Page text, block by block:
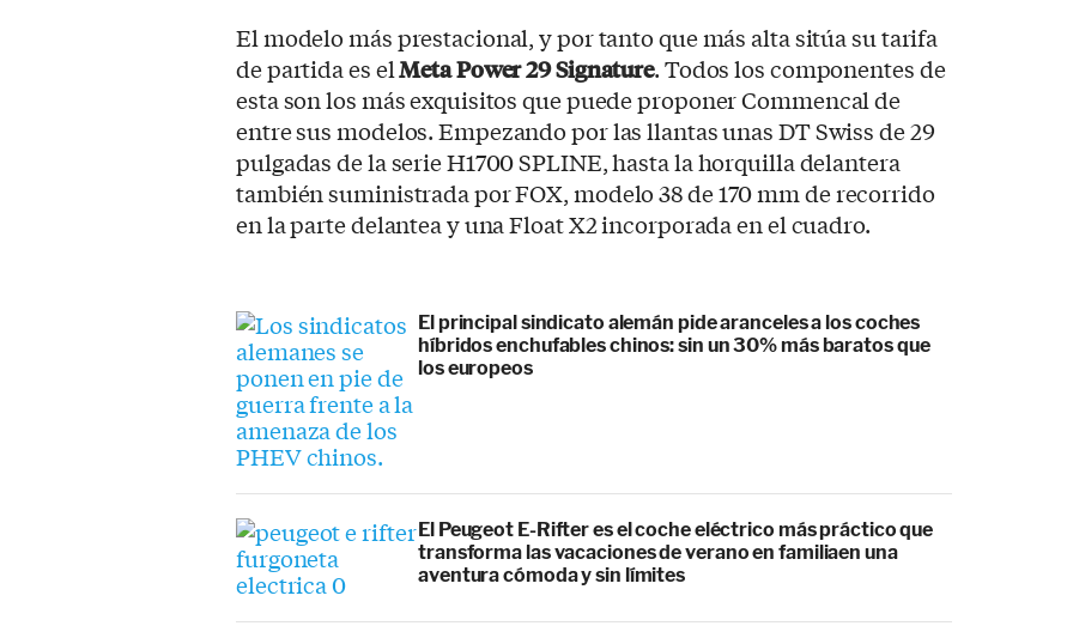
El modelo más prestacional, y por tanto que más alta sitúa su tarifa
de partida es elMeta Power 29 Signature. Todos los componentes de
esta son los más exquisitos que puede proponer Commencal de
entre sus modelos. Empezando por las llantas unas DT Swiss de 29
pulgadas de la serie H1700 SPLINE, hasta la horquilla delantera
también suministrada por FOX, modelo 38 de 170 mm de recorrido
en la parte delantea y una Float X2 incorporada en el cuadro.
El principal sindicato alemán pide aranceles a los coches
híbridos enchufables chinos: sin un 30% más baratos que
los europeos
El Peugeot E-Rifter es el coche eléctrico más práctico que
transforma las vacaciones de verano en familiaen una
aventura cómoda y sin límites